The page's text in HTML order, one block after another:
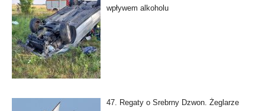
wpływem alkoholu
47. Regaty o Srebrny Dzwon. Żeglarze